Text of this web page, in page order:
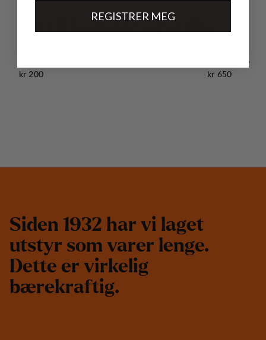
u vil kanskje også like
Pris:
kr 200
Guide Liner
Pris:
kr 650
Siden 1932 har vi laget
utstyr som varer lenge.
Dette er virkelig
bærekraftig.
REGISTRER MEG